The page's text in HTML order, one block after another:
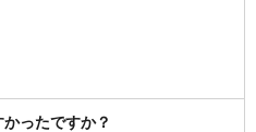
ったですか？